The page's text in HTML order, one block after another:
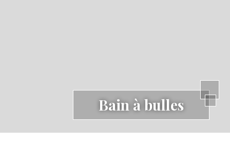
Bain à bulles